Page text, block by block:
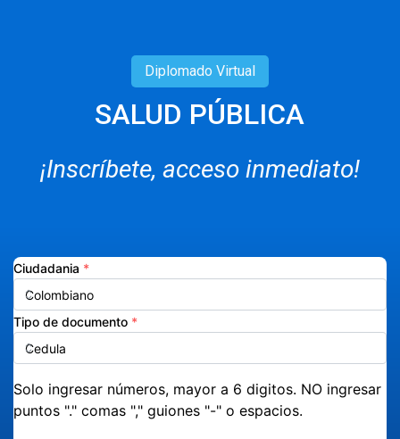
Diplomado Virtual
SALUD PÚBLICA
¡Inscríbete, acceso inmediato!